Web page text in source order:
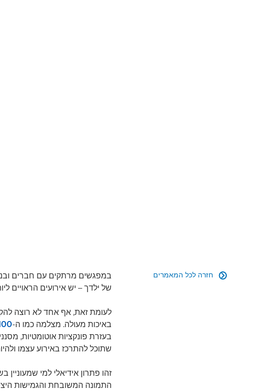
חזרה לכל המאמרים 
במפגשים מרתקים עם חברים
של ילדך – יש אירועים הראויים
לעומת זאת, אף אחד לא רוצה
באיכות מעולה. מצלמה כמו ה-
שתוכל להתרכז באירוע עצמו
זהו פתרון אידיאלי למי שמעוניין
התמונה המשובחת והגמישות